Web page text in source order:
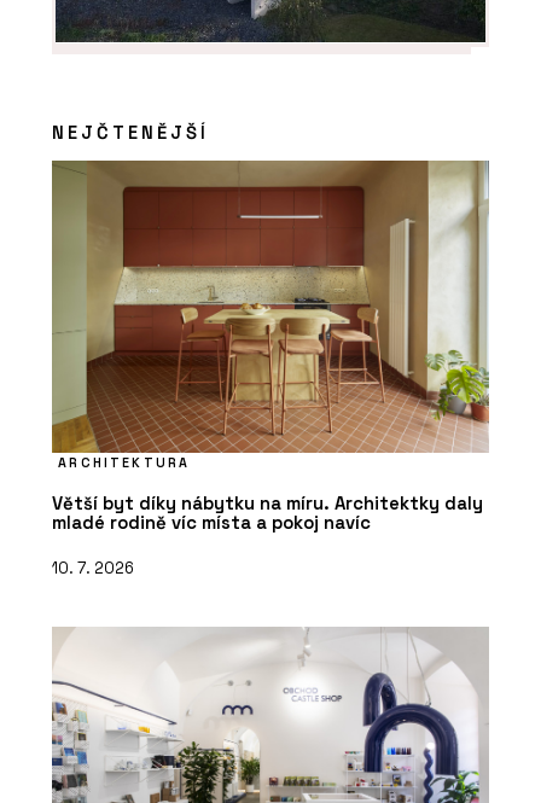
NEJČTENĚJŠÍ
ARCHITEKTURA
Větší byt díky nábytku na míru. Architektky daly
mladé rodině víc místa a pokoj navíc
10. 7. 2026